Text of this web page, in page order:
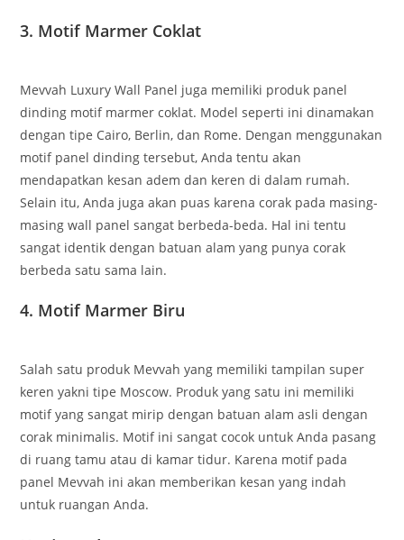
3. Motif Marmer Coklat
Mevvah Luxury Wall Panel juga memiliki produk panel
dinding motif marmer coklat. Model seperti ini dinamakan
dengan tipe Cairo, Berlin, dan Rome. Dengan menggunakan
motif panel dinding tersebut, Anda tentu akan
mendapatkan kesan adem dan keren di dalam rumah.
Selain itu, Anda juga akan puas karena corak pada masing-
masing wall panel sangat berbeda-beda. Hal ini tentu
sangat identik dengan batuan alam yang punya corak
berbeda satu sama lain.
4. Motif Marmer Biru
Salah satu produk Mevvah yang memiliki tampilan super
keren yakni tipe Moscow. Produk yang satu ini memiliki
motif yang sangat mirip dengan batuan alam asli dengan
corak minimalis. Motif ini sangat cocok untuk Anda pasang
di ruang tamu atau di kamar tidur. Karena motif pada
panel Mevvah ini akan memberikan kesan yang indah
untuk ruangan Anda.